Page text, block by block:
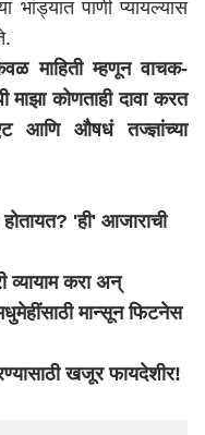
भांड्यात पाणी प्यायल्यास
माहिती म्हणून वाचक-
माझा कोणताही दावा करत
आणि औषधं तज्ज्ञांच्या
'ही' आजाराची
करा अन्
मान्सून फिटनेस
खजूर फायदेशीर!